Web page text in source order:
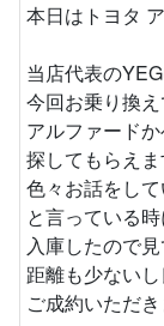
本日はトヨタ
当店代表の
今回お乗り換
アルファード
探してもらえ
色々お話をし
と言っている
入庫したので
距離も少ない
ご成約いただ